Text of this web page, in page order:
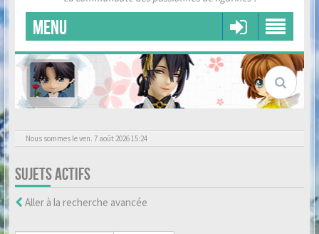
MENU
Nous sommes le ven. 7 août 2026 15:24
SUJETS ACTIFS
Aller à la recherche avancée